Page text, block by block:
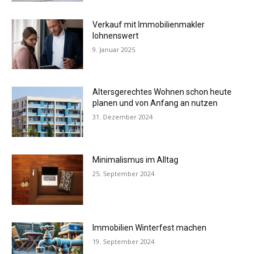
Verkauf mit Immobilienmakler
lohnenswert
9. Januar 2025
Altersgerechtes Wohnen schon heute
planen und von Anfang an nutzen
31. Dezember 2024
Minimalismus im Alltag
25. September 2024
Immobilien Winterfest machen
19. September 2024